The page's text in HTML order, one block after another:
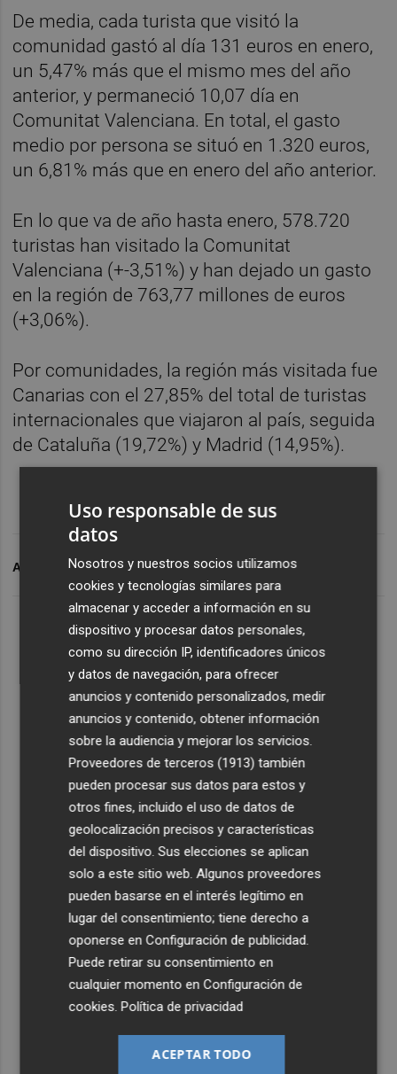
De media, cada turista que visitó la
comunidad gastó al día 131 euros en enero,
un 5,47% más que el mismo mes del año
anterior, y permaneció 10,07 día en
Comunitat Valenciana. En total, el gasto
medio por persona se situó en 1.320 euros,
un 6,81% más que en enero del año anterior.
En lo que va de año hasta enero, 578.720
turistas han visitado la Comunitat
Valenciana (+-3,51%) y han dejado un gasto
en la región de 763,77 millones de euros
(+3,06%).
Por comunidades, la región más visitada fue
Canarias con el 27,85% del total de turistas
internacionales que viajaron al país, seguida
de Cataluña (19,72%) y Madrid (14,95%).
ARCHIVADO EN TURISTAS INTERNACIONALES
Uso responsable de sus
datos
Nosotros y nuestros socios utilizamos
cookies y tecnologías similares para
almacenar y acceder a información en su
dispositivo y procesar datos personales,
como su dirección IP, identificadores únicos
y datos de navegación, para ofrecer
anuncios y contenido personalizados, medir
anuncios y contenido, obtener información
sobre la audiencia y mejorar los servicios.
Proveedores de terceros (1913) también
pueden procesar sus datos para estos y
otros fines, incluido el uso de datos de
geolocalización precisos y características
del dispositivo. Sus elecciones se aplican
solo a este sitio web. Algunos proveedores
pueden basarse en el interés legítimo en
lugar del consentimiento; tiene derecho a
oponerse enConfiguración de publicidad
Puede retirar su consentimiento en
cualquier momento enConfiguración de
cookies .Política de privacidad
ACEPTAR TODO